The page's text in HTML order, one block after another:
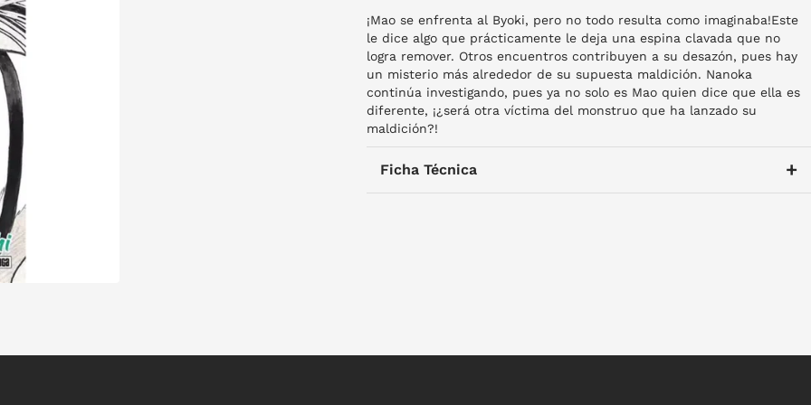
¡Mao se enfrenta al Byoki, pero no todo resulta como imaginaba!Este
le dice algo que prácticamente le deja una espina clavada que no
logra remover. Otros encuentros contribuyen a su desazón, pues hay
un misterio más alrededor de su supuesta maldición. Nanoka
continúa investigando, pues ya no solo es Mao quien dice que ella es
diferente, ¡¿será otra víctima del monstruo que ha lanzado su
maldición?!
Ficha Técnica +